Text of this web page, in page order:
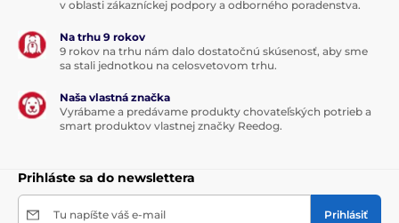
v oblasti zákazníckej podpory a odborného poradenstva.
Na trhu 9 rokov
9 rokov na trhu nám dalo dostatočnú skúsenosť, aby sme
sa stali jednotkou na celosvetovom trhu.
Naša vlastná značka
Vyrábame a predávame produkty chovateľských potrieb a
smart produktov vlastnej značky Reedog.
Prihláste sa do newslettera
Tu napíšte váš e-mail Prihlásiť